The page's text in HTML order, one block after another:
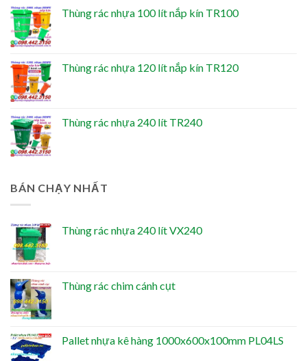
Thùng rác nhựa 100 lít nắp kín TR100
Thùng rác nhựa 120 lít nắp kín TR120
Thùng rác nhựa 240 lít TR240
BÁN CHẠY NHẤT
Thùng rác nhựa 240 lít VX240
Thùng rác chim cánh cụt
Pallet nhựa kê hàng 1000x600x100mm PL04LS